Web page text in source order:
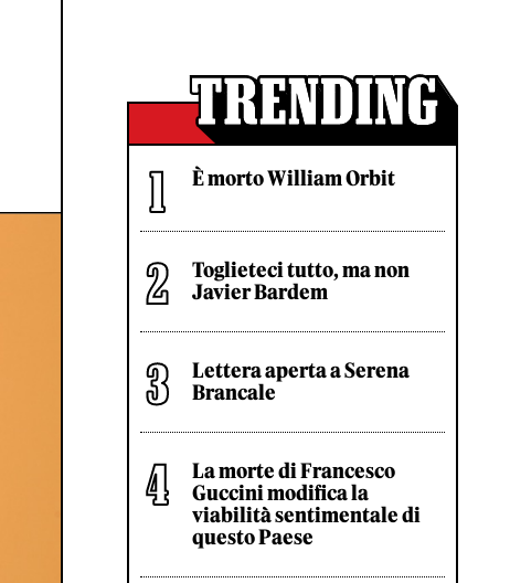
È morto William Orbit
Toglieteci tutto, ma non
Javier Bardem
Lettera aperta a Serena
Brancale
La morte di Francesco
Guccini modifica la
viabilità sentimentale di
questo Paese